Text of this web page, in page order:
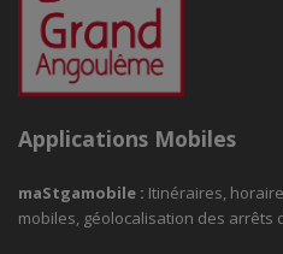
Applications Mobiles
maStgamobile : Itinéraires,
mobiles, géolocalisation des arrêts